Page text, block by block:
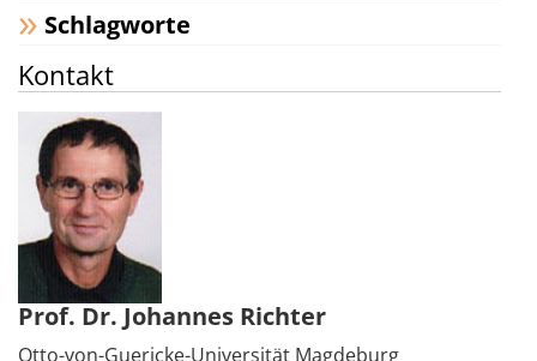
Schlagworte
Kontakt
Prof. Dr. Johannes Richter
Otto-von-Guericke-Universität Magdeburg